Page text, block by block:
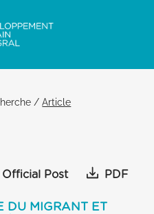
/Article
Official Post PDF
DU MIGRANT ET